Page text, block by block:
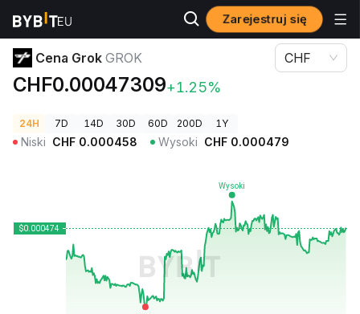
Zarejestruj się
Ceny kryptowalut Cena Grok GROK
Cena Grok GROK
CHF0.00047309+1.25%
CHF
24H 7D 14D 30D 60D 200D 1Y
Niski CHF 0.000458 Wysoki CHF 0.000479